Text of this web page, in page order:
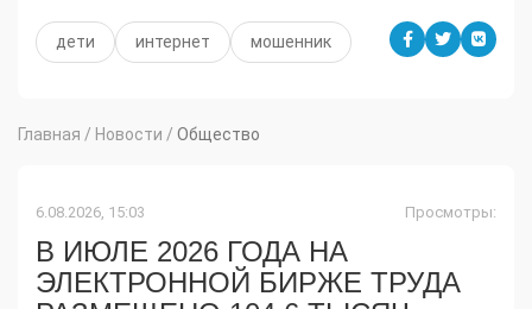
дети интернет мошенник
Главная / Новости / Общество
6.08.2026, 15:03 Просмотры:
В ИЮЛЕ 2026 ГОДА НА
ЭЛЕКТРОННОЙ БИРЖЕ ТРУДА